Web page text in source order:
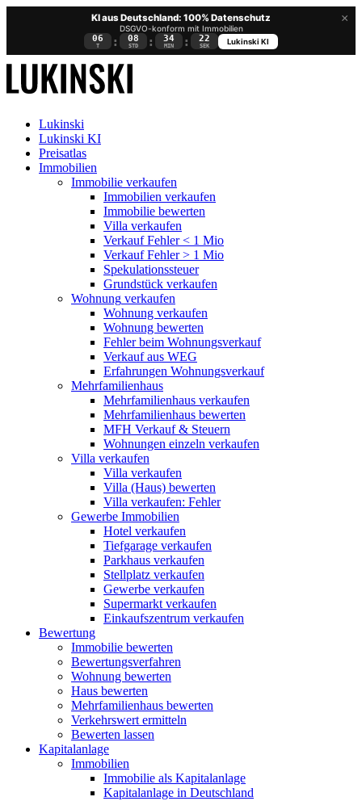
×
KI aus Deutschland: 100% Datenschutz
DSGVO-konform mit Immobilien
06
T : 08
STD : 34
MIN : 22
SEK
Lukinski KI
Lukinski
Lukinski KI
Preisatlas
Immobilien
Immobilie verkaufen
Immobilien verkaufen
Immobilie bewerten
Villa verkaufen
Verkauf Fehler < 1 Mio
Verkauf Fehler > 1 Mio
Spekulationssteuer
Grundstück verkaufen
Wohnung verkaufen
Wohnung verkaufen
Wohnung bewerten
Fehler beim Wohnungsverkauf
Verkauf aus WEG
Erfahrungen Wohnungsverkauf
Mehrfamilienhaus
Mehrfamilienhaus verkaufen
Mehrfamilienhaus bewerten
MFH Verkauf & Steuern
Wohnungen einzeln verkaufen
Villa verkaufen
Villa verkaufen
Villa (Haus) bewerten
Villa verkaufen: Fehler
Gewerbe Immobilien
Hotel verkaufen
Tiefgarage verkaufen
Parkhaus verkaufen
Stellplatz verkaufen
Gewerbe verkaufen
Supermarkt verkaufen
Einkaufszentrum verkaufen
Bewertung
Immobilie bewerten
Bewertungsverfahren
Wohnung bewerten
Haus bewerten
Mehrfamilienhaus bewerten
Verkehrswert ermitteln
Bewerten lassen
Kapitalanlage
Immobilien
Immobilie als Kapitalanlage
Kapitalanlage in Deutschland